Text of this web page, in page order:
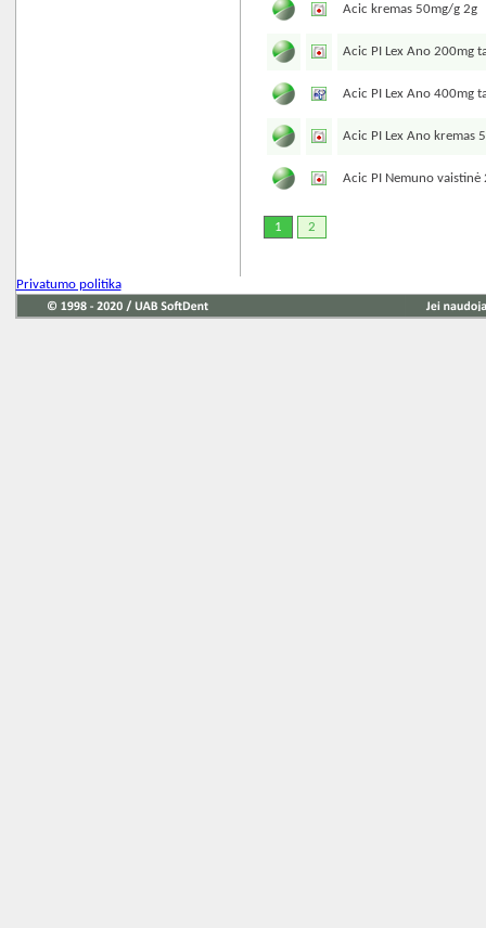
Acic kremas 50mg/g 2g
Acic PI Lex Ano 200mg
Acic PI Lex Ano 400mg
Acic PI Lex Ano kremas
Acic PI Nemuno vaistinė
1 2
Privatumo politika